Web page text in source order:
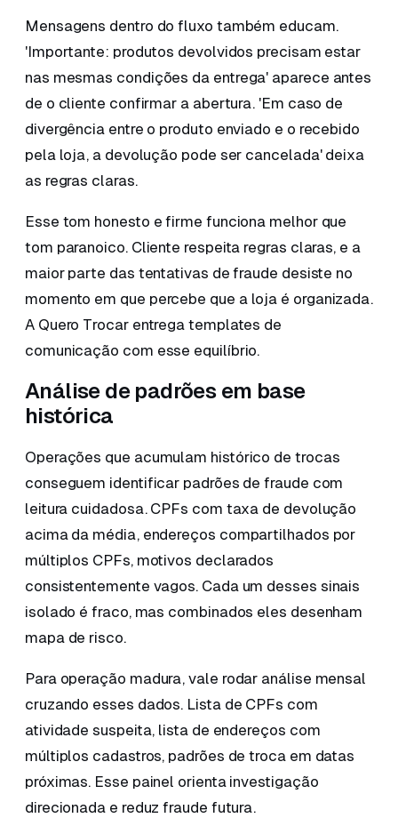
Mensagens dentro do fluxo também educam.
'Importante: produtos devolvidos precisam estar
nas mesmas condições da entrega' aparece antes
de o cliente confirmar a abertura. 'Em caso de
divergência entre o produto enviado e o recebido
pela loja, a devolução pode ser cancelada' deixa
as regras claras.
Esse tom honesto e firme funciona melhor que
tom paranoico. Cliente respeita regras claras, e a
maior parte das tentativas de fraude desiste no
momento em que percebe que a loja é organizada.
A Quero Trocar entrega templates de
comunicação com esse equilíbrio.
Análise de padrões em base
histórica
Operações que acumulam histórico de trocas
conseguem identificar padrões de fraude com
leitura cuidadosa. CPFs com taxa de devolução
acima da média, endereços compartilhados por
múltiplos CPFs, motivos declarados
consistentemente vagos. Cada um desses sinais
isolado é fraco, mas combinados eles desenham
mapa de risco.
Para operação madura, vale rodar análise mensal
cruzando esses dados. Lista de CPFs com
atividade suspeita, lista de endereços com
múltiplos cadastros, padrões de troca em datas
próximas. Esse painel orienta investigação
direcionada e reduz fraude futura.